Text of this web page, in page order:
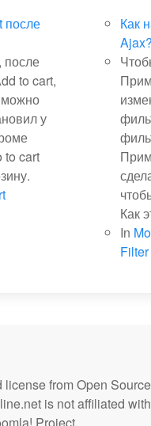
после
после
to cart,
можно
у
to cart
Как
Ajax?
Как
In
Filter
from Open
is not affiliated